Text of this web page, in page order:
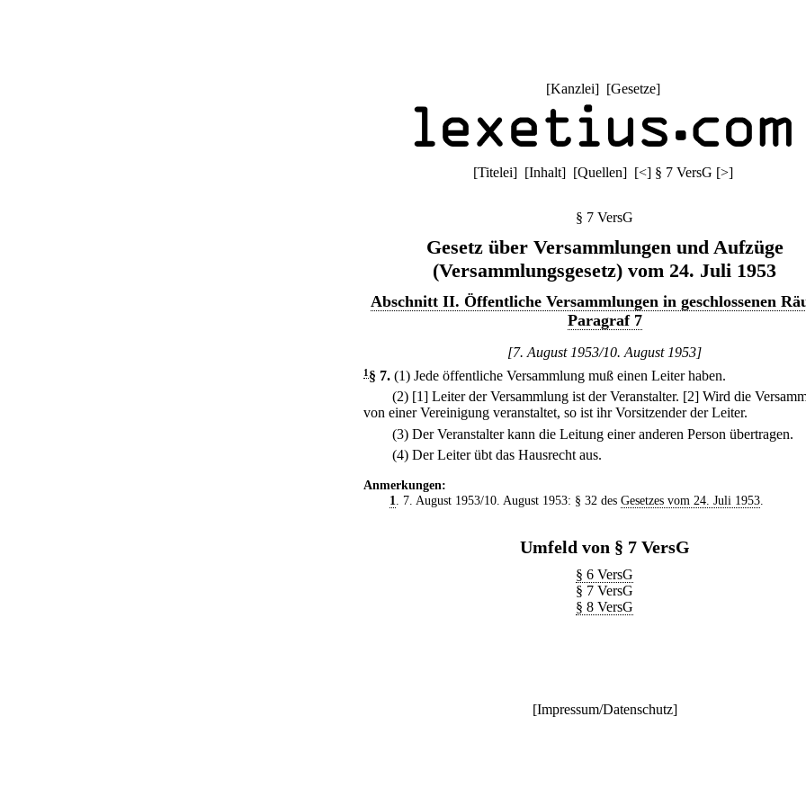
[Kanzlei] [Gesetze]
[Titelei] [Inhalt] [Quellen] [<] § 7 VersG [>]
§ 7 VersG
Gesetz über Versammlungen und Aufzüge
(Versammlungsgesetz) vom 24. Juli 1953
Abschnitt II. Öffentliche Versammlungen in geschlossenen
Paragraf 7
[7. August 1953/10. August 1953]
1 § 7. (1) Jede öffentliche Versammlung muß einen Leiter haben.
(2) [1] Leiter der Versammlung ist der Veranstalter. [2] Wird die
von einer Vereinigung veranstaltet, so ist ihr Vorsitzender der Leiter.
(3) Der Veranstalter kann die Leitung einer anderen Person übertragen.
(4) Der Leiter übt das Hausrecht aus.
Anmerkungen:
1
. 7. August 1953/10. August 1953: § 32 des Gesetzes vom 24. Juli 1953.
Umfeld von § 7 VersG
§ 6 VersG
§ 7 VersG
§ 8 VersG
[Impressum/Datenschutz]